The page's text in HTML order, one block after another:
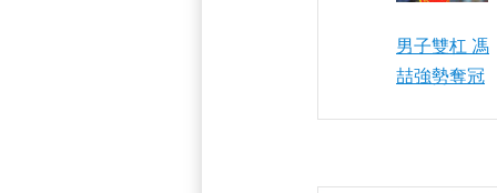
男子雙杠 馮
喆強勢奪冠